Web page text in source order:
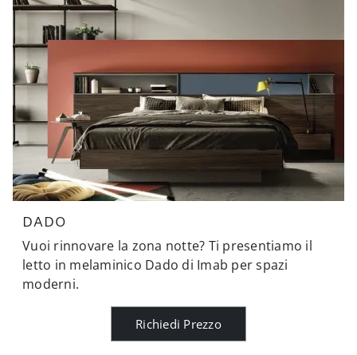
DADO
Vuoi rinnovare la zona notte? Ti presentiamo il
letto in melaminico Dado di Imab per spazi
moderni.
Richiedi Prezzo